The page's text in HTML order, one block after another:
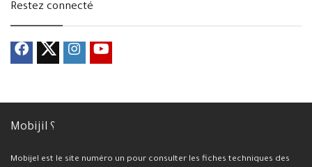
Restez connecté
Mobijil ؟
Mobijel est le site numéro un pour consulter les fiches techniques des